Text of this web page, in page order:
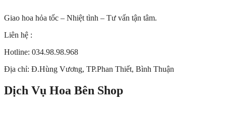
Giao hoa hỏa tốc – Nhiệt tình – Tư vấn tận tâm.
Liên hệ :
Hotline: 034.98.98.968
Địa chỉ: Đ.Hùng Vương, TP.Phan Thiết, Bình Thuận
Dịch Vụ Hoa Bên Shop